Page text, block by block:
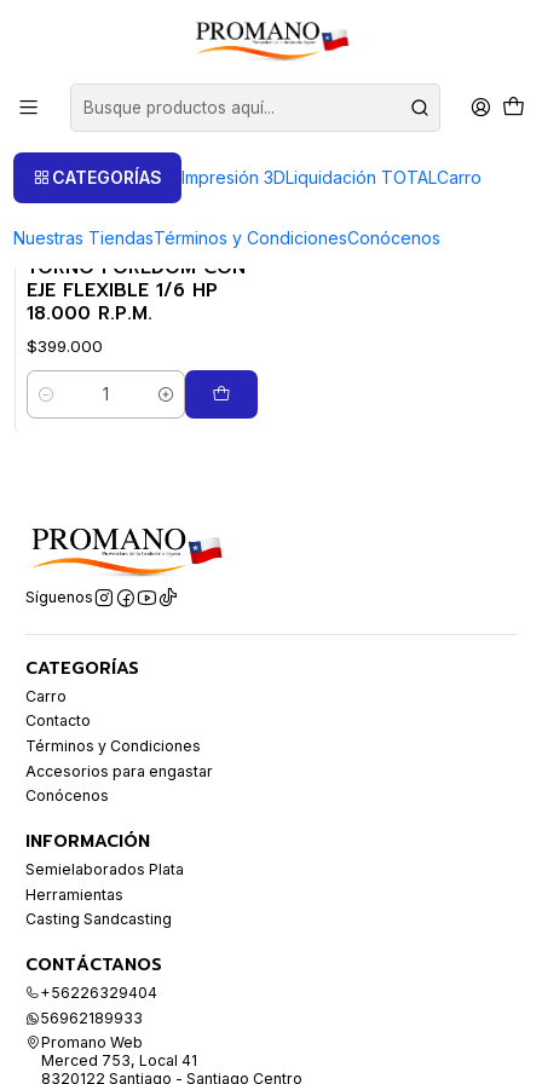
CATEGORÍAS Impresión 3DLiquidación TOTALCarro
Nuestras TiendasTérminos y CondicionesConócenos
Inicio Foredom Torno
Torno
FILTROS
051622301|Foredom
TORNO FOREDOM CON
EJE FLEXIBLE 1/6 HP
18.000 R.P.M.
$399.000
Cantidad
Síguenos
CATEGORÍAS
Carro
Contacto
Términos y Condiciones
Accesorios para engastar
Conócenos
INFORMACIÓN
Semielaborados Plata
Herramientas
Casting Sandcasting
CONTÁCTANOS
+56226329404
56962189933
Promano Web
Merced 753, Local 41
8320122 Santiago - Santiago Centro